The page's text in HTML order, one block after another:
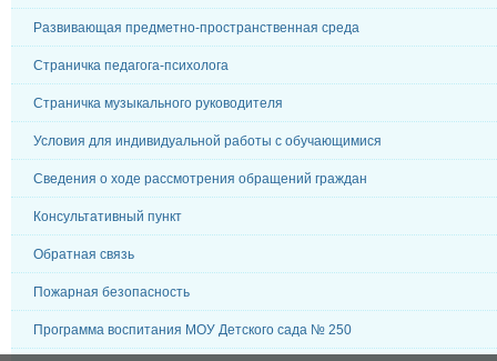
Развивающая предметно-пространственная среда
Страничка педагога-психолога
Страничка музыкального руководителя
Условия для индивидуальной работы с обучающимися
Сведения о ходе рассмотрения обращений граждан
Консультативный пункт
Обратная связь
Пожарная безопасность
Программа воспитания МОУ Детского сада № 250